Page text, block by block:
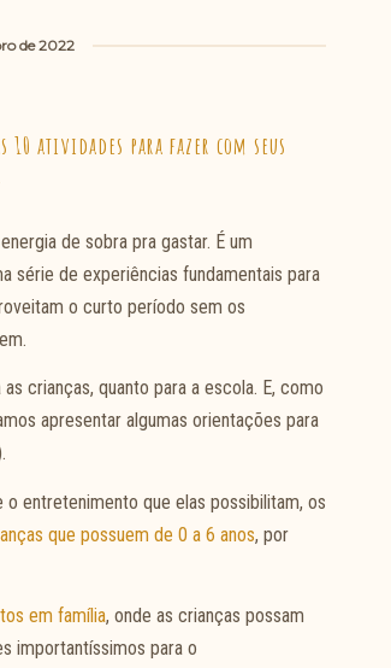
de 2022
10 atividades para fazer com seus
de sobra pra gastar. É um
série de experiências fundamentais para
o curto período sem os
crianças, quanto para a escola. E, como
apresentar algumas orientações para
entretenimento que elas possibilitam, os
que possuem de 0 a 6 anos, por
em família, onde as crianças possam
importantíssimos para o